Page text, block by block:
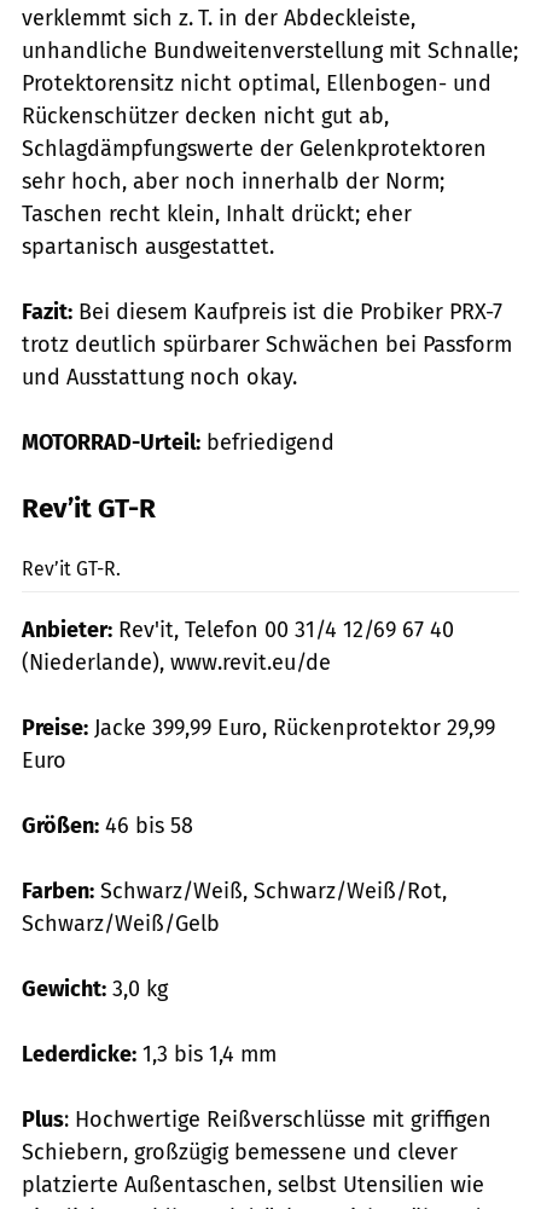
verklemmt sich z. T. in der Abdeckleiste,
unhandliche Bundweitenverstellung mit Schnalle;
Protektorensitz nicht optimal, ­Ellenbogen- und
Rückenschützer decken nicht gut ab,
Schlagdämpfungswerte der Gelenkprotektoren
sehr hoch, aber noch innerhalb der Norm;
Taschen recht klein, Inhalt drückt; eher
spartanisch ausgestattet.
Fazit: Bei diesem Kaufpreis ist die Probiker PRX-7
trotz deutlich spürbarer Schwächen bei Passform
und Ausstattung noch okay.
MOTORRAD-Urteil: befriedigend
Rev’it GT-R
Rev’it GT-R.
Anbieter: Rev'it, Telefon 00 31/4 12/69 67 40
(Niederlande), www.revit.eu/de
Preise: Jacke 399,99 Euro, Rückenprotektor 29,99
Euro
Größen: 46 bis 58
Farben: Schwarz/Weiß, Schwarz/Weiß/Rot,
Schwarz/Weiß/Gelb
Gewicht: 3,0 kg
Lederdicke: 1,3 bis 1,4 mm
Plus: Hochwertige Reißverschlüsse mit griffigen
Schiebern, großzügig bemessene und clever
platzierte Außentaschen, selbst Utensilien wie